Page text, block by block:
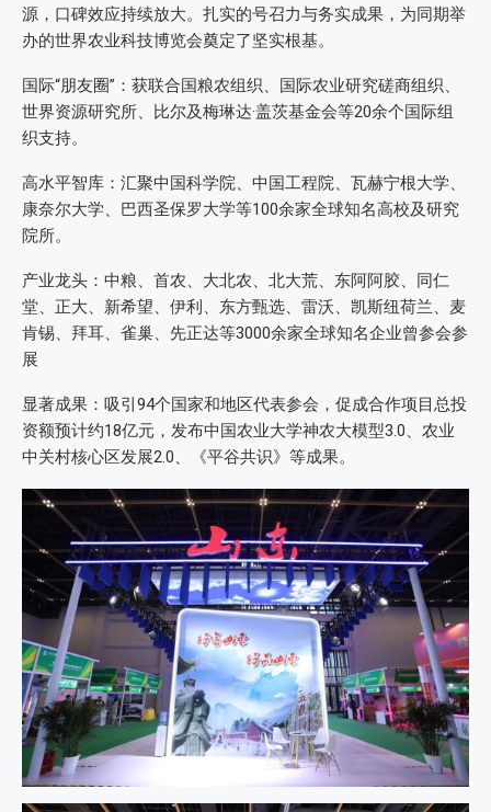
源，口碑效应持续放大。扎实的号召力与务实成果，为同期举
办的世界农业科技博览会奠定了坚实根基。
国际“朋友圈”：获联合国粮农组织、国际农业研究磋商组织、
世界资源研究所、比尔及梅琳达·盖茨基金会等20余个国际组
织支持。
高水平智库：汇聚中国科学院、中国工程院、瓦赫宁根大学、
康奈尔大学、巴西圣保罗大学等100余家全球知名高校及研究
院所。
产业龙头：中粮、首农、大北农、北大荒、东阿阿胶、同仁
堂、正大、新希望、伊利、东方甄选、雷沃、凯斯纽荷兰、麦
肯锡、拜耳、雀巢、先正达等3000余家全球知名企业曾参会参
展
显著成果：吸引94个国家和地区代表参会，促成合作项目总投
资额预计约18亿元，发布中国农业大学神农大模型3.0、农业
中关村核心区发展2.0、《平谷共识》等成果。